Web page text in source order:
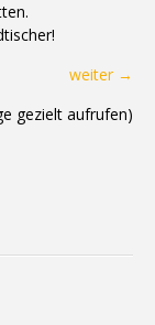
weiter →
gezielt aufrufen)